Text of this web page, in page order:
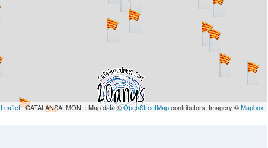
Leaflet| CATALANSALMON :: Map data ©OpenStreetMapcontributors, Imagery ©Mapbox